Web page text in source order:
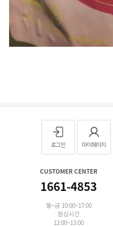
로그인 마이페이지
CUSTOMER CENTER
1661-4853
월~금 10:00~17:00
점심시간
12:00~13:00